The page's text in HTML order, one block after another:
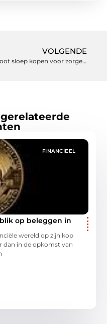
VOLGENDE
Boot sloep kopen voor zorgeloos vaarplezier
gerelateerde
FINANCIEEL
op beleggen in
wereld op zijn kop
dan in de opkomst van